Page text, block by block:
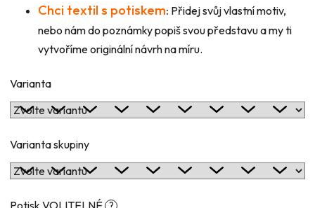
Chci textil s potiskem: Přidej svůj vlastní motiv,
nebo nám do poznámky popiš svou představu a my ti
vytvoříme originální návrh na míru.
Varianta
Varianta skupiny
Potisk VOLITELNÉ